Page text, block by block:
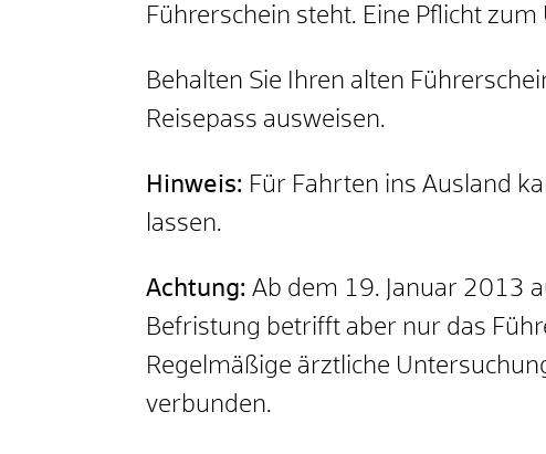
Führerschein steht. Eine Pflicht
Behalten Sie Ihren alten
Reisepass ausweisen.
Hinweis: Für Fahrten ins Ausland
lassen.
Achtung: Ab dem 19. Januar 2013
Befristung betrifft aber nur das
Regelmäßige ärztliche
verbunden.